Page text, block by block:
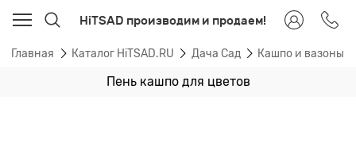
HiTSAD производим и продаем!
Главная Каталог HiTSAD.RU Дача Сад Кашпо и вазоны
Пень кашпо для цветов